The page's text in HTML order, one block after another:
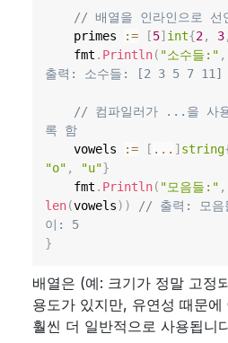
// 배열을 인라인으로 선
	primes
:= [5] int{2, 3,
	fmt
. Println( "소수들:" ,
출력: 소수들: [2 3 5 7 11]
// 컴파일러가 ...을 사
록 함
	vowels
:= [ ... ] string
"o" , "u"}
	fmt
. Println( "모음들:" ,
len(vowels) )
// 출력: 모
이: 5
}
배열은 (예: 크기가 정말 고정
용도가 있지만, 유연성 때문에
훨씬 더 일반적으로 사용됩니